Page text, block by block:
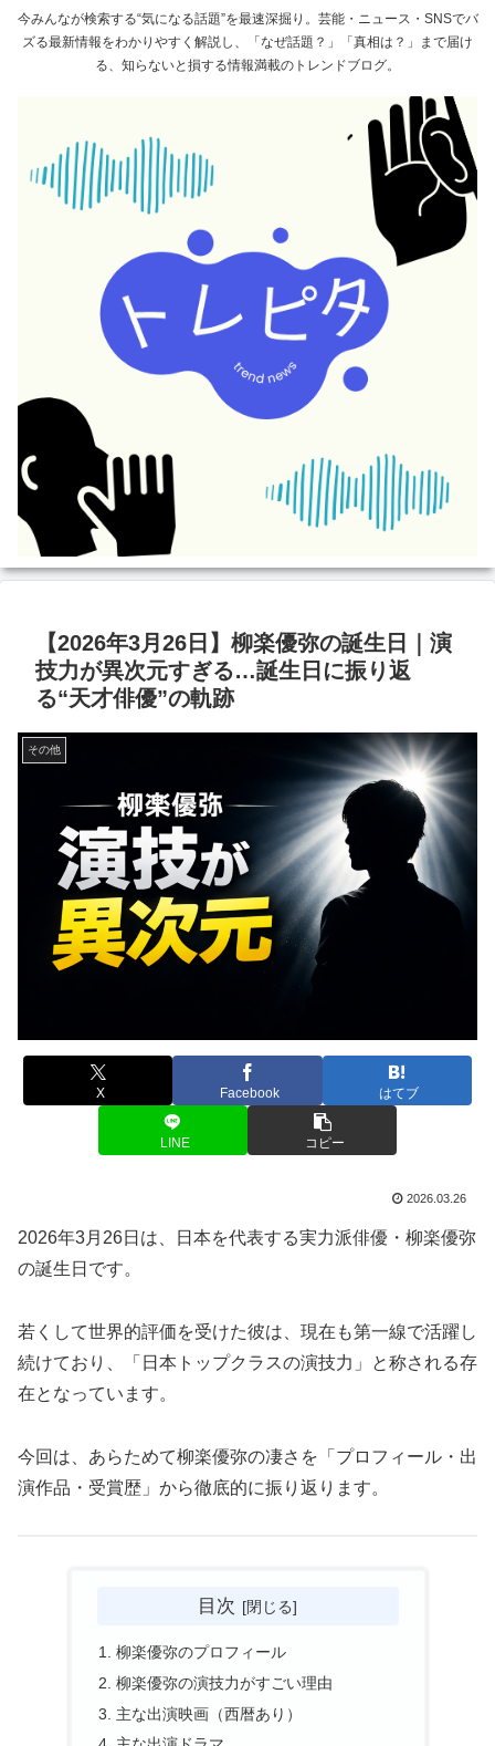
今みんなが検索する“気になる話題”を最速深掘り。芸能・ニュース・SNSでバ
ズる最新情報をわかりやすく解説し、「なぜ話題？」「真相は？」まで届け
る、知らないと損する情報満載のトレンドブログ。
【2026年3月26日】柳楽優弥の誕生日｜演
技力が異次元すぎる…誕生日に振り返
る“天才俳優”の軌跡
その他
X Facebook はてブ
LINE コピー
2026.03.26
2026年3月26日は、日本を代表する実力派俳優・柳楽優弥
の誕生日です。
若くして世界的評価を受けた彼は、現在も第一線で活躍し
続けており、「日本トップクラスの演技力」と称される存
在となっています。
今回は、あらためて柳楽優弥の凄さを「プロフィール・出
演作品・受賞歴」から徹底的に振り返ります。
目次
柳楽優弥のプロフィール
柳楽優弥の演技力がすごい理由
主な出演映画（西暦あり）